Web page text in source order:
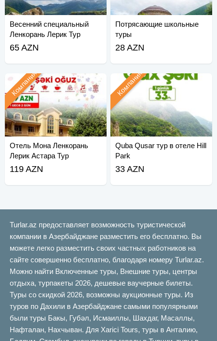
Весенний специальный
Ленкорань Лерик Тур
65 AZN
Потрясающие школьные
туры
28 AZN
Отель Мона Ленкорань
Лерик Астара Тур
Компания
119 AZN
Quba Qusar тур в отеле Hill
Park
Компания
33 AZN
Turlar.az предоставляет возможность туристической
компании в Азербайджане разместить его бесплатно. Вы
можете легко разместить своих частных работников на
сайте совершенно бесплатно, благодаря номеру Turlar.az.
Можно найти Включенные туры, Внешние туры, центры
отдыха, турпакеты 2026, дешевые ваучерные билеты.
Туры со скидкой 2026, возможны аукционные туры. Из
туров по Дахили в Азербайджане самыми популярными
были туры Бакы, Губəл, Исмаиллы, Шахдаг, Масаллы,
Нафталан, Нахчыван. Для Xarici Tours, туры в Анталию,